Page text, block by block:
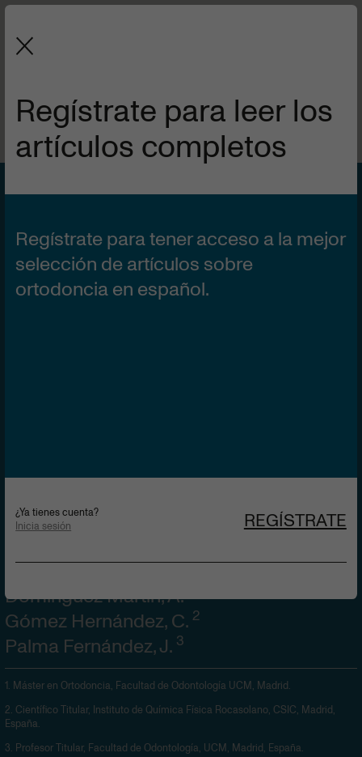
de Ortodoncia y Ortopedia Dentofacial.
Efecto de la radiación
láser de baja energía en
la velocidad del
Domínguez Martín, A.
Gómez Hernández, C. 2
Palma Fernández, J. 3
1. Máster en Ortodoncia, Facultad de Odontología UCM, Madrid.
2. Científico Titular, Instituto de Química Física Rocasolano, CSIC, Madrid,
España.
3. Profesor Titular, Facultad de Odontología, UCM, Madrid, España.
Regístrate para leer los
artículos completos
Regístrate para tener acceso a la mejor
selección de artículos sobre
ortodoncia en español.
¿Ya tienes cuenta?
Inicia sesión
REGÍSTRATE